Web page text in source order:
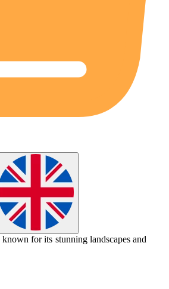
known for its stunning landscapes and